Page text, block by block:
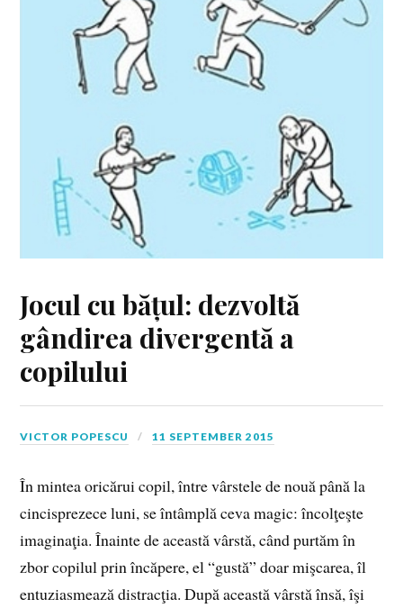
Jocul cu bățul: dezvoltă
gândirea divergentă a
copilului
VICTOR POPESCU 11 SEPTEMBER 2015
În mintea oricărui copil, între vârstele de nouă până la
cincisprezece luni, se întâmplă ceva magic: încolţeşte
imaginaţia. Înainte de această vârstă, când purtăm în
zbor copilul prin încăpere, el “gustă” doar mişcarea, îl
entuziasmează distracţia. După această vârstă însă, îşi